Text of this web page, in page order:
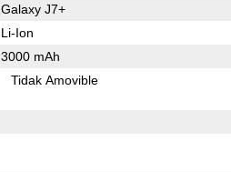
Galaxy J7+
Li-Ion
3000 mAh
Tidak Amovible